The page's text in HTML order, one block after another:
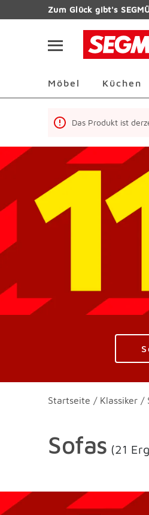
Zum HauptinhaltZum Glück gibt's
Möbel Küchen
Das Produkt ist
Startseite / Klassiker /
Sofas (21